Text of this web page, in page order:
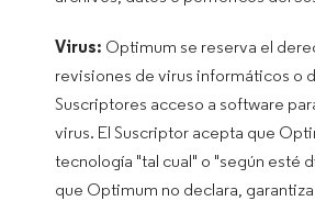
Virus: Optimum se reserva el
revisiones de virus informáticos o
Suscriptores acceso a software
virus.​​​​​​ El Suscriptor acepta que
tecnología "tal cual" o "según esté
que Optimum no declara, garantiza